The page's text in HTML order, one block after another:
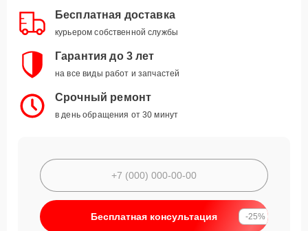
Бесплатная доставка
курьером собственной службы
Гарантия до 3 лет
на все виды работ и запчастей
Срочный ремонт
в день обращения от 30 минут
Бесплатная консультация -25%